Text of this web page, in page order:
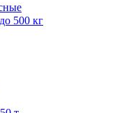
500 кг